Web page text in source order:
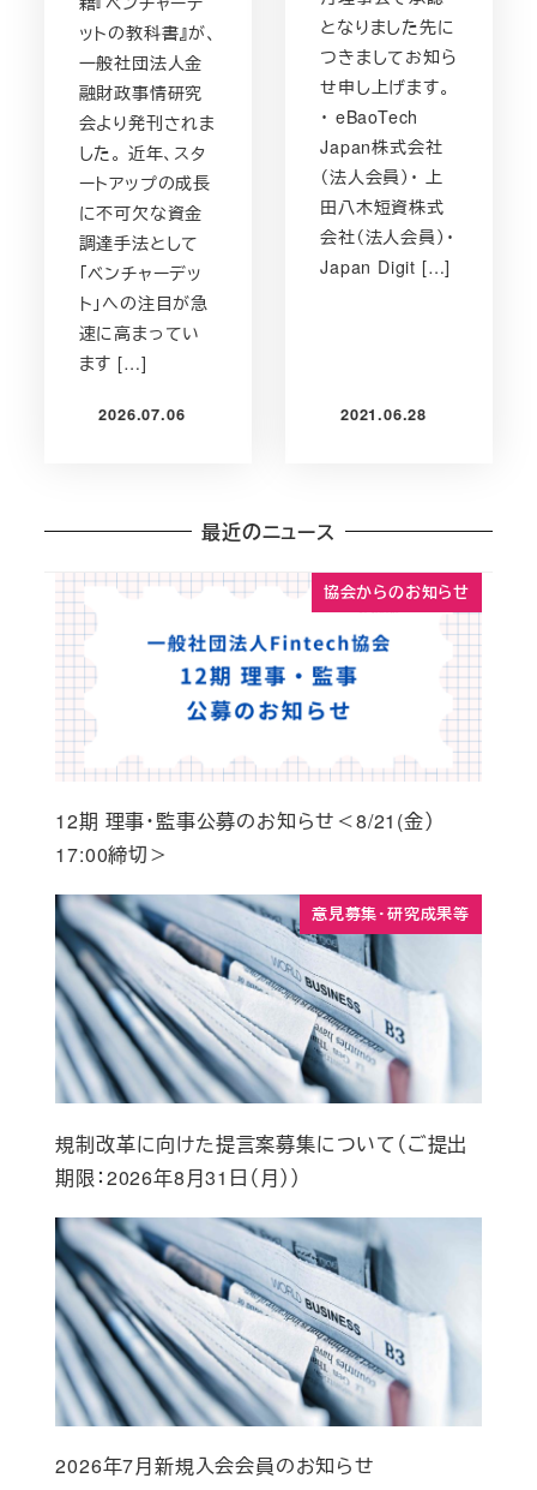
ットの教科書』が、
一般社団法人金
融財政事情研究
会より発刊されま
した。 近年、スタ
ートアップの成長
に不可欠な資金
調達手法として
「ベンチャーデッ
ト」への注目が急
速に高まってい
ます […]
投稿日
2026.07.06
となりました先に
つきましてお知ら
せ申し上げます。
・ eBaoTech
Japan株式会社
（法人会員）・ 上
田八木短資株式
会社（法人会員）・
Japan Digit […]
投稿日
2021.06.28
最近のニュース
協会からのお知らせ
12期 理事・監事公募のお知らせ＜8/21(金）
17:00締切＞
意見募集・研究成果等
規制改革に向けた提言案募集について（ご提出
期限：2026年8月31日（月））
2026年7月新規入会会員のお知らせ